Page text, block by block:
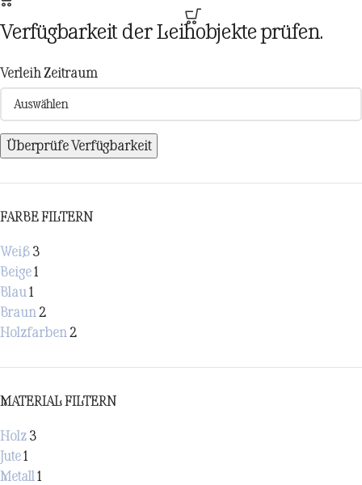
Verfügbarkeit der Leihobjekte prüfen.
Verleih Zeitraum
Überprüfe Verfügbarkeit
FARBE FILTERN
Weiß 3
Beige1
Blau 1
Braun 2
Holzfarben 2
MATERIAL FILTERN
Holz 3
Jute1
Metall 1